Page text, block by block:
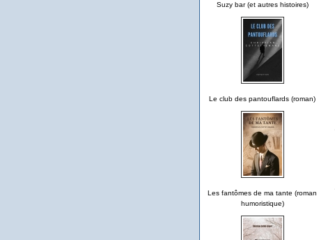
Suzy bar (et autres histoires)
Le club des pantouflards (roman)
Les fantômes de ma tante (roman
humoristique)